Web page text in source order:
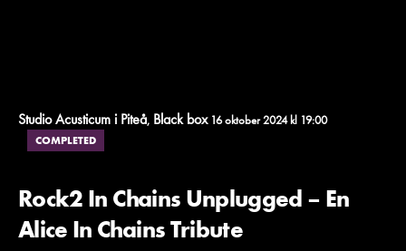
Studio Acusticum i Piteå, Black box16 oktober 2024 kl 19:00
COMPLETED
Rock2 In Chains Unplugged – En
Alice In Chains Tribute